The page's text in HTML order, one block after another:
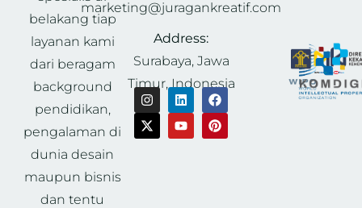
belakang tiap
layanan kami
dari beragam
background
pendidikan,
pengalaman di
dunia desain
maupun bisnis
dan tentu
marketing@juragankreatif.com
Address:
Surabaya, Jawa
Timur, Indonesia